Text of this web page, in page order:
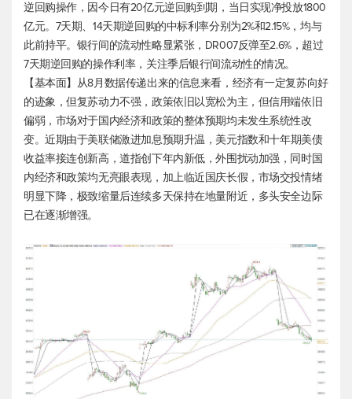
逆回购操作，因今日有20亿元逆回购到期，当日实现净投放1800
亿元。7天期、14天期逆回购的中标利率分别为2%和2.15%，均与
此前持平。银行间的流动性略显紧张，DR007反弹至2.6%，超过
7天期逆回购的操作利率，关注季后银行间流动性的情况。
【基本面】从8月数据传递出来的信息来看，经济有一定复苏向好
的迹象，但复苏动力不强，政策依旧以宽松为主，但信用端依旧
偏弱，市场对于国内经济和政策的整体预期均未发生系统性改
变。近期由于美联储激进加息预期升温， 美元指数和十年期美债
收益率接连创新高，道指创下年内新低，外围扰动加强，同时国
内经济和政策均无亮眼表现，加上临近国庆长假，市场交投情绪
明显下降，极致缩量后连续多天保持在地量附近，多头安全边际
已在逐渐增强。